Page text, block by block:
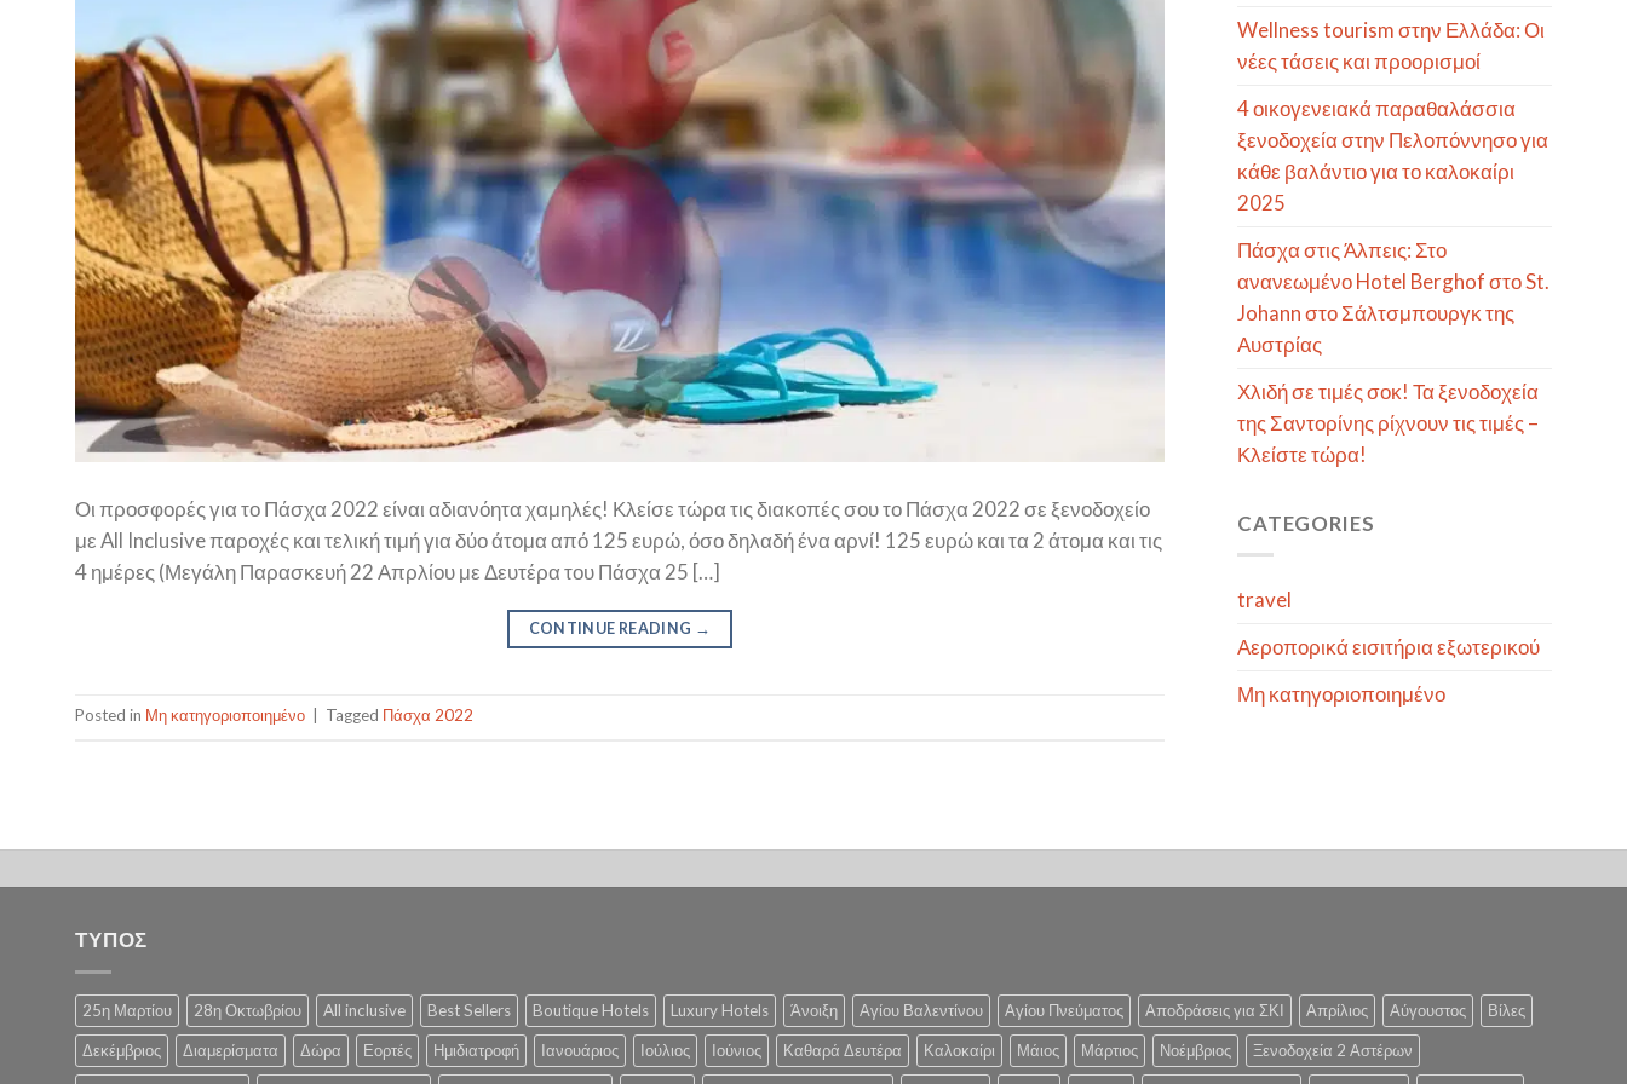
Οι προσφορές για το Πάσχα 2022 είναι αδιανόητα χαμηλές! Κλείσε τώρα τις διακοπές σου το Πάσχα 2022 σε ξενοδοχείο
με All Inclusive παροχές και τελική τιμή για δύο άτομα από 125 ευρώ, όσο δηλαδή ένα αρνί! 125 ευρώ και τα 2 άτομα και τις
4 ημέρες (Μεγάλη Παρασκευή 22 Απρλίου με Δευτέρα του Πάσχα 25 […]
CONTINUE READING →
Posted in Μη κατηγοριοποιημένο Tagged Πάσχα 2022
Wellness tourism στην Ελλάδα: Οι
νέες τάσεις και προορισμοί
4 οικογενειακά παραθαλάσσια
ξενοδοχεία στην Πελοπόννησο για
κάθε βαλάντιο για το καλοκαίρι
2025
Πάσχα στις Άλπεις: Στο
ανανεωμένο Hotel Berghof στο St.
Johann στο Σάλτσμπουργκ της
Αυστρίας
Χλιδή σε τιμές σοκ! Τα ξενοδοχεία
της Σαντορίνης ρίχνουν τις τιμές –
Κλείστε τώρα!
CATEGORIES
travel
Αεροπορικά εισιτήρια εξωτερικού
Μη κατηγοριοποιημένο
ΤΥΠΟΣ
25η Μαρτίου 28η Οκτωβρίου All inclusive Best Sellers Boutique Hotels Luxury Hotels Άνοιξη Αγίου Βαλεντίνου Αγίου Πνεύματος Αποδράσεις για ΣΚΙ Απρίλιος Αύγουστος Βίλες
Δεκέμβριος Διαμερίσματα Δώρα Εορτές Ημιδιατροφή Ιανουάριος Ιούλιος Ιούνιος Καθαρά Δευτέρα Καλοκαίρι Μάιος Μάρτιος Νοέμβριος Ξενοδοχεία 2 Αστέρων